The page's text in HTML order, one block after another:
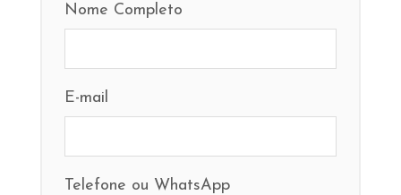
Nome Completo
E-mail
Telefone ou WhatsApp